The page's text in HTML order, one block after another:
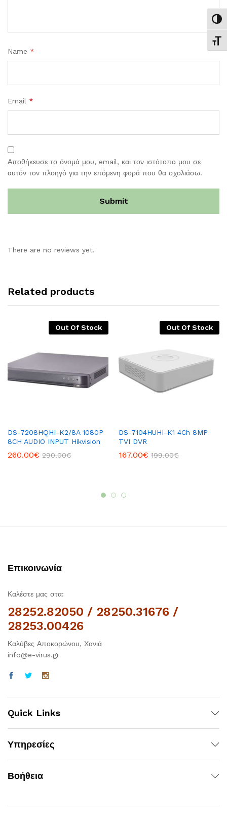
Name *
Email *
Αποθήκευσε το όνομά μου, email, και τον ιστότοπο μου σε
αυτόν τον πλοηγό για την επόμενη φορά που θα σχολιάσω.
There are no reviews yet.
Related products
Out Of Stock
DS-7208HQHI-K2/8A 1080P
8CH AUDIO INPUT Hikvision
260.00€ 290.00€
Out Of Stock
DS-7104HUHI-K1 4Ch 8MP
TVI DVR
167.00€ 199.00€
Επικοινωνία
Καλέστε μας στα:
28252.82050 / 28250.31676 /
28253.00426
Καλύβες Αποκορώνου, Χανιά
info@e-virus.gr
Quick Links
Υπηρεσίες
Βοήθεια